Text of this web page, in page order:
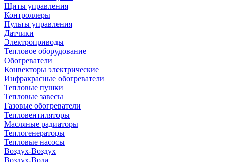
Щиты управления
Контроллеры
Пульты управления
Датчики
Электроприводы
Тепловое оборудование
Обогреватели
Конвекторы электрические
Инфракрасные обогреватели
Тепловые пушки
Тепловые завесы
Газовые обогреватели
Тепловентиляторы
Масляные радиаторы
Теплогенераторы
Тепловые насосы
Воздух-Воздух
Воздух-Вода